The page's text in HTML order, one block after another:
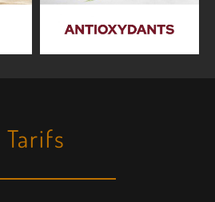
Tarifs